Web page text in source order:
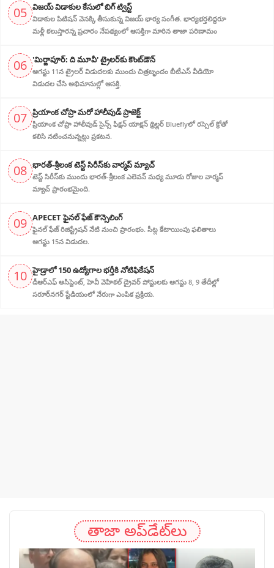
05 విజ‌య్ విడాకుల కేసులో బిగ్ ట్విస్ట్‌
విడాకుల‌ పిటిషన్ వెన‌క్కి తీసుకున్న విజ‌య్ భార్య‌ సంగీత. భార్య‌భ‌ర్త‌లిద్ద‌రూ
మళ్లీ కలుస్తారన్న ప్రచారం నేపథ్యంలో ఆస‌క్తిగా మారిన తాజా పరిణామం
06 'మిర్జాపూర్: ది మూవీ' ట్రైలర్‌కు కౌంట్‌డౌన్
ఆగస్టు 11న ట్రైలర్ విడుదలకు ముందు చిత్రబృందం బీటీఎస్ వీడియో
విడుదల చేసి అభిమానుల్లో ఆసక్తి.
07 ప్రియాంక చోప్రా మరో హాలీవుడ్ ప్రాజెక్ట్
ప్రియాంక చోప్రా హాలీవుడ్ సైన్స్ ఫిక్షన్ యాక్షన్ థ్రిల్లర్ Blueflyలో రస్సెల్ క్రోతో
కలిసి నటించనున్నట్లు ప్రకటన.
08 భారత్-శ్రీలంక టెస్ట్ సిరీస్‌కు వార్మప్ మ్యాచ్
టెస్ట్ సిరీస్‌కు ముందు భారత్-శ్రీలంక ఎలెవన్ మధ్య మూడు రోజుల వార్మప్
మ్యాచ్ ప్రారంభమైంది.
09 APECET ఫైనల్ ఫేజ్ కౌన్సెలింగ్
ఫైనల్ ఫేజ్ రిజిస్ట్రేషన్ నేటి నుంచి ప్రారంభం. సీట్ల కేటాయింపు ఫలితాలు
ఆగస్టు 15న విడుదల.
10 హైడ్రాలో 150 ఉద్యోగాల భర్తీకి నోటిఫికేషన్
డీఆర్‌ఎఫ్ అసిస్టెంట్, హెవీ వెహికల్ డ్రైవర్ పోస్టులకు ఆగస్టు 8, 9 తేదీల్లో
సరూర్‌నగర్ స్టేడియంలో నేరుగా ఎంపిక ప్రక్రియ.
తాజా అప్‌డేట్‌లు